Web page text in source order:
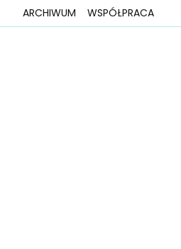
ARCHIWUM WSPÓŁPRACA